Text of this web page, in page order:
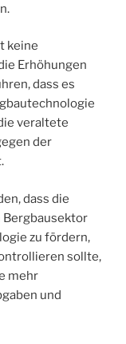
keine
Erhöhungen
dass es
veraltete
der
dass die
Bergbausektor
zu fördern,
sollte,
mehr
und